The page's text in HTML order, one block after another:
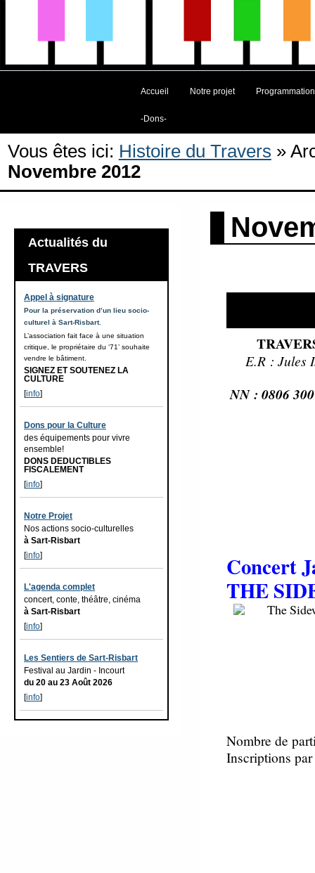
Accueil Notre projet Programmation
-Dons-
Vous êtes ici: Histoire du Travers »
Novembre 2012
Actualités du
TRAVERS
Appel à signature
Pour la préservation d’un lieu socio-
culturel à Sart-Risbart.
L’association fait face à une situation
critique, le propriétaire du ‘71’ souhaite
vendre le bâtiment.
SIGNEZ ET SOUTENEZ LA
CULTURE
[info]
Dons pour la Culture
des équipements pour vivre
ensemble!
DONS DEDUCTIBLES
FISCALEMENT
[info]
Notre Projet
Nos actions socio-culturelles
à Sart-Risbart
[info]
L'agenda complet
concert, conte, théâtre, cinéma
à Sart-Risbart
[info]
Les Sentiers de Sart-Risbart
Festival au Jardin - Incourt
du 20 au 23 Août 2026
[info]
E.R : Jules
NN : 0806
Concert
THE
Nombre de
Inscriptions